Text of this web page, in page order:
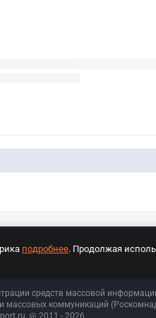
средств массовой
коммуникаций
@ 2011 - 2026
подробнее. Продолжая